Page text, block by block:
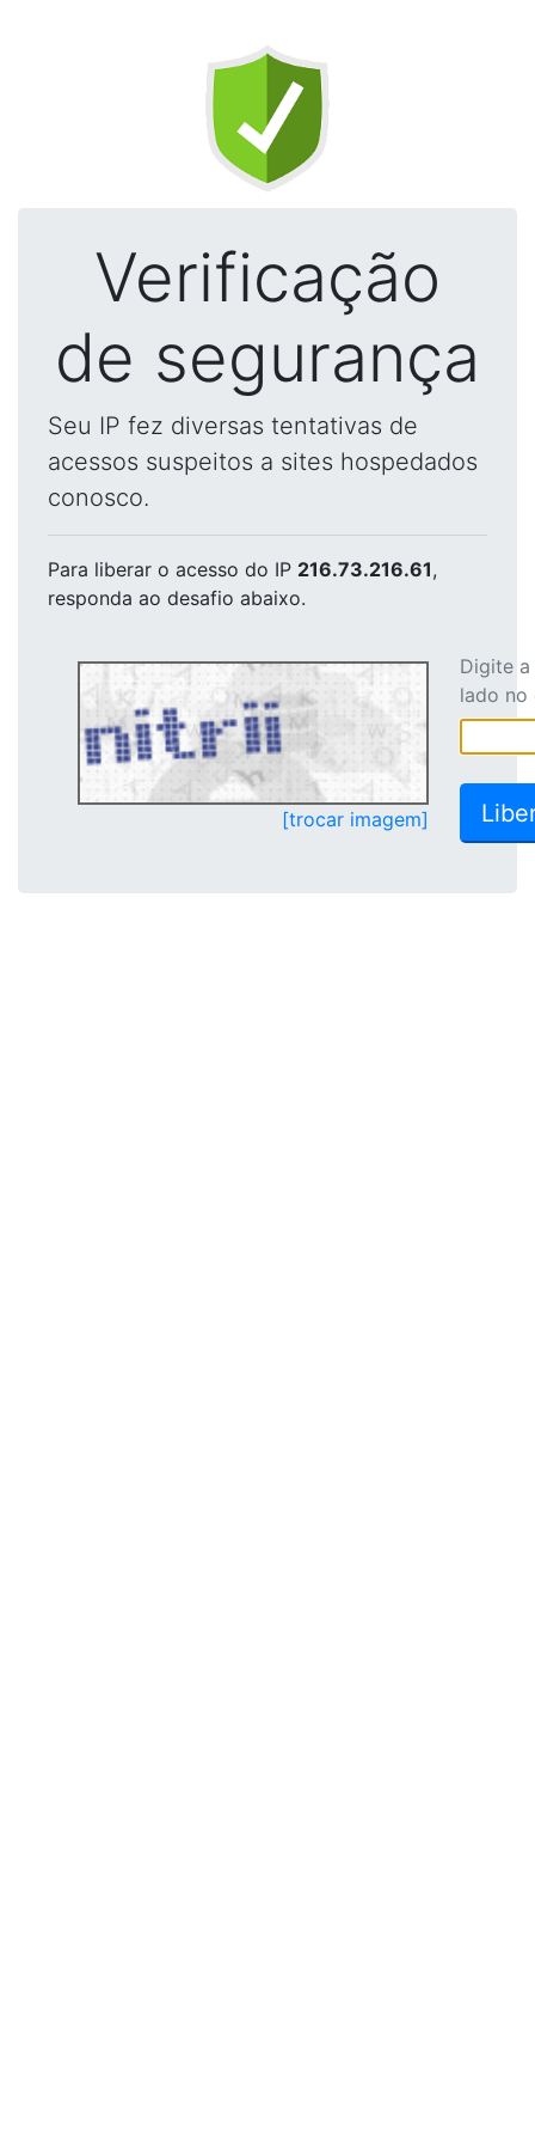
Verificação
de segurança
Seu IP fez diversas tentativas de
acessos suspeitos a sites hospedados
conosco.
Para liberar o acesso do IP 216.73.216.61,
responda ao desafio abaixo.
[trocar imagem]
Digite
lado no